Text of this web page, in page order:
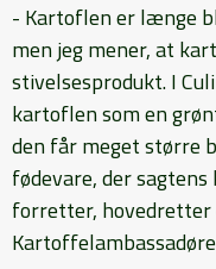
- Kartoflen er længe
men jeg mener, at
stivelsesprodukt. I
kartoflen som en
den får meget større
fødevare, der
forretter, hovedretter